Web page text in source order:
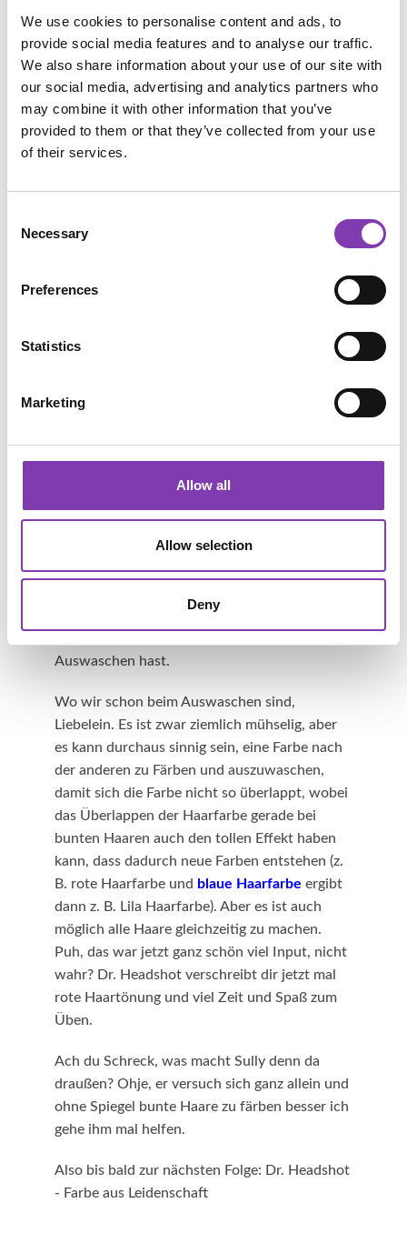
We use cookies to personalise content and ads, to
provide social media features and to analyse our traffic.
We also share information about your use of our site with
our social media, advertising and analytics partners who
may combine it with other information that you’ve
provided to them or that they’ve collected from your use
of their services.
Selection
Necessary
Preferences
Statistics
Marketing
Allow all
Allow selection
Deny
mit bunten Haaren in Komplementärfarben
oder schwierigen Kombinationen
experimentieren.
Als Beispiel nehmen wir mal Sunset Hair
(fängt
bei Gelb-Orange an und geht bis Rot-Violett).
Achte darauf, dass du die hellste Haarfarbe an
Haartönungen darunter (je dunkler die Farbe,
In diesem Beispiel wäre das
kann man das Wasser einfach von oben nach
unten laufen lassen und muss die Farben nicht
einzeln Auswaschen.
Kopf widmest.
genügend Farbe einpinseln" und "mit reichlich
Wasser auswaschen", aber sei hier ruhig etwas
sparsam mit der Farbe, dann verfärbt sich das
unbedingt darauf, dass der Wasserdruck nicht
Auswaschen hast.
Wo wir schon beim Auswaschen sind,
Liebelein. Es ist zwar ziemlich mühselig, aber
es kann durchaus sinnig sein, eine Farbe nach
der anderen zu Färben und auszuwaschen,
damit sich die Farbe nicht so überlappt, wobei
das Überlappen der Haarfarbe gerade bei
bunten Haaren auch den tollen Effekt haben
kann, dass dadurch neue Farben entstehen (z.
B. rote Haarfarbe und blaue Haarfarbe ergibt
dann z. B. Lila Haarfarbe). Aber es ist auch
möglich alle Haare gleichzeitig zu machen.
Puh, das war jetzt ganz schön viel Input, nicht
wahr? Dr. Headshot verschreibt dir jetzt mal
rote Haartönung und viel Zeit und Spaß zum
Üben.
Ach du Schreck, was macht Sully denn da
draußen? Ohje, er versuch sich ganz allein und
ohne Spiegel bunte Haare zu färben besser ich
gehe ihm mal helfen.
Also bis bald zur nächsten Folge: Dr. Headshot
- Farbe aus Leidenschaft